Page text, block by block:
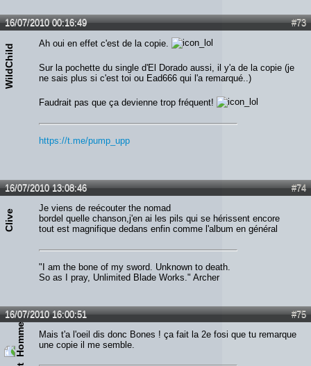
#73
16/07/2010 00:16:49
WildChild Ah oui en effet c'est de la copie.
Sur la pochette du single d'El Dorado aussi, il y'a de la copie (je
ne sais plus si c'est toi ou Ead666 qui l'a remarqué..)
Faudrait pas que ça devienne trop fréquent!
https://t.me/pump_upp
#74
16/07/2010 13:08:46
Clive
Je viens de reécouter the nomad
bordel quelle chanson,j'en ai les pils qui se hérissent encore
tout est magnifique dedans enfin comme l'album en général
"I am the bone of my sword. Unknown to death.
So as I pray, Unlimited Blade Works." Archer
#75
16/07/2010 16:00:51
Mais t'a l'oeil dis donc Bones ! ça fait la 2e fosi que tu remarque
une copie il me semble.